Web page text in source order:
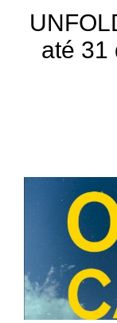
até 31